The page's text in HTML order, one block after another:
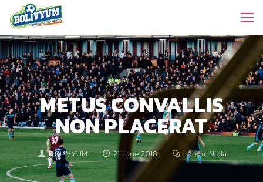
METUS CONVALLIS
NON PLACERAT
BOLIVYUM 21 June 2018 Lorem,Nulla